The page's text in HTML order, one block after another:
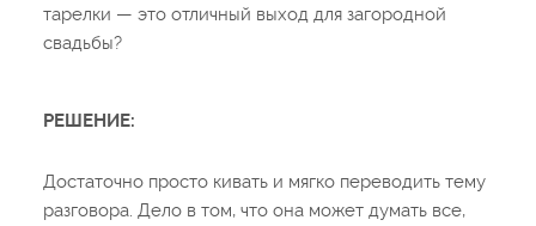
тарелки — это отличный выход для загородной
свадьбы?
РЕШЕНИЕ:
Достаточно просто кивать и мягко переводить тему
разговора. Дело в том, что она может думать все,